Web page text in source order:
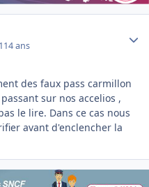
14 ans
des faux pass carmillon
sur nos accelios ,
le lire. Dans ce cas nous
avant d'enclencher la